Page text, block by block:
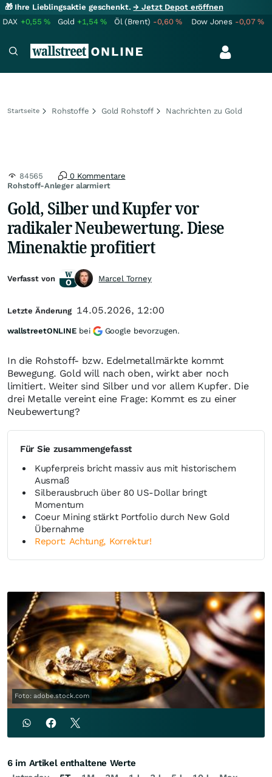
🎁 Ihre Lieblingsaktie geschenkt.→ Jetzt Depot eröffnen
DAX +0,55% Gold +1,54% Öl (Brent) -0,60% Dow Jones -0,07%
Startseite Rohstoffe Gold Rohstoff Nachrichten zu Gold
Rohstoff-Anleger alarmiert
84565 0 Kommentare
Gold, Silber und Kupfer vor
radikaler Neubewertung. Diese
Minenaktie profitiert
In die Rohstoff- bzw. Edelmetallmärkte kommt
Bewegung. Gold will nach oben, wirkt aber noch
limitiert. Weiter sind Silber und vor allem Kupfer. Die
drei Metalle vereint eine Frage: Kommt es zu einer
Neubewertung?
Für Sie zusammengefasst
Kupferpreis bricht massiv aus mit historischem
Ausmaß
Silberausbruch über 80 US-Dollar bringt
Momentum
Coeur Mining stärkt Portfolio durch New Gold
Übernahme
Report: Achtung, Korrektur!
Foto: adobe.stock.com
Verfasst von Marcel Torney
Letzte Änderung 14.05.2026, 12:00
wallstreetONLINE bei Google bevorzugen.
6 im Artikel enthaltene Werte